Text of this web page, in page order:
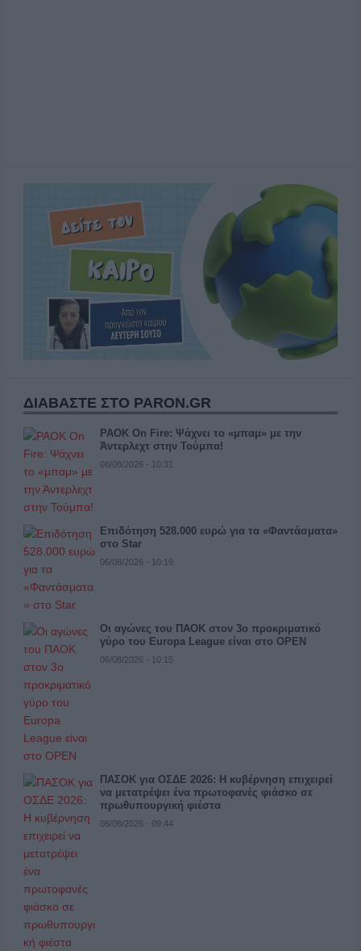
ΔΙΑΒΑΣΤΕ ΣΤΟ PARON.GR
PAOK On Fire: Ψάχνει το «μπαμ» με την
Άντερλεχτ στην Τούμπα!
06/08/2026 - 10:31
Επιδότηση 528.000 ευρώ για τα «Φαντάσματα»
στο Star
06/08/2026 - 10:19
Οι αγώνες του ΠΑΟΚ στον 3ο προκριματικό
γύρο του Europa League είναι στο OPEN
06/08/2026 - 10:15
ΠΑΣΟΚ για ΟΣΔΕ 2026: Η κυβέρνηση επιχειρεί
να μετατρέψει ένα πρωτοφανές φιάσκο σε
πρωθυπουργική φιέστα
06/08/2026 - 09:44